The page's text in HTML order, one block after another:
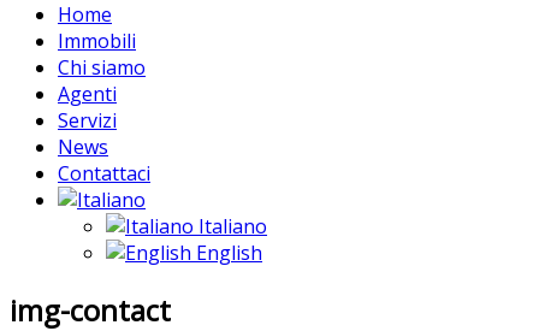
Home
Immobili
Chi siamo
Agenti
Servizi
News
Contattaci
Italiano
English
img-contact